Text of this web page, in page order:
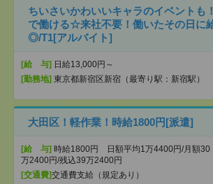
ちいさいかわいいキャラのイベントも
で働ける☆来社不要！働いたその日に
◎/T1[アルバイト]
[給 与] 日給13,000円～
[勤務地] 東京都新宿区新宿（最寄り駅：新宿駅）
大田区！軽作業！時給1800円[派遣]
[給 与] 時給1800円 日額平均1万4400円/月額30
万2400円/残込39万2400円
[交通費]交通費支給（規定あり）